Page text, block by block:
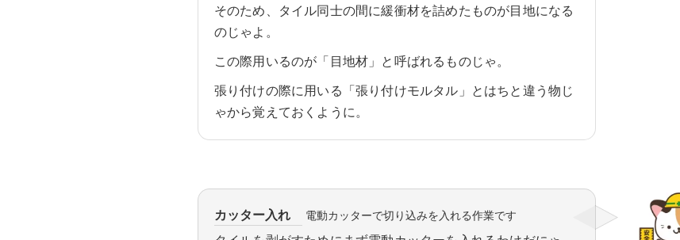
そのため、タイル同士の間に緩衝材を詰めたものが目地になる
のじゃよ。
この際用いるのが「目地材」と呼ばれるものじゃ。
張り付けの際に用いる「張り付けモルタル」とはちと違う物じ
ゃから覚えておくように。
カッター入れ 電動カッターで切り込みを入れる作業です